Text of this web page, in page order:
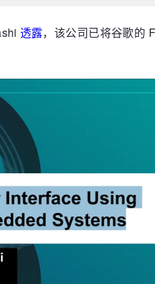
透露，该公司已将谷歌的